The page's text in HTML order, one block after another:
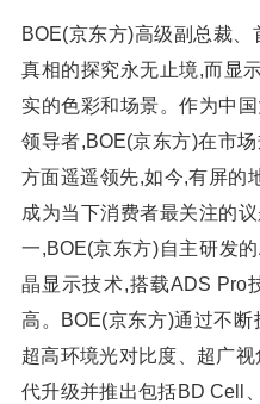
BOE(京东方)高级副总裁
真相的探究永无止境,而显
实的色彩和场景。作为中
领导者,BOE(京东方)在市
方面遥遥领先,如今,有屏的
成为当下消费者最关注的
一,BOE(京东方)自主研发
晶显示技术,搭载ADS Pro
高。BOE(京东方)通过不
超高环境光对比度、超广
代升级并推出包括BD Cell